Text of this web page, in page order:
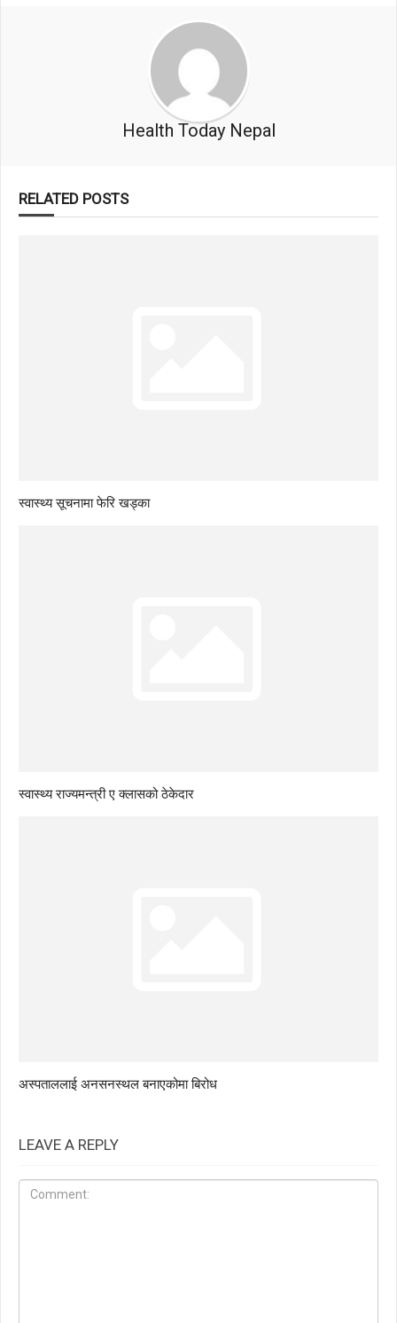
Health Today Nepal
RELATED POSTS
स्वास्थ्य सूचनामा फेरि खड्का
स्वास्थ्य राज्यमन्त्री ए क्लासको ठेकेदार
अस्पताललाई अनसनस्थल बनाएकोमा बिरोध
LEAVE A REPLY